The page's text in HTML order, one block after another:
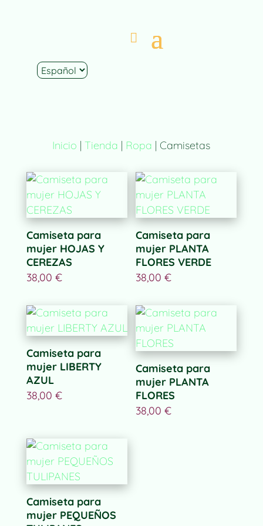
Inicio |Tienda | Ropa | Camisetas
Camiseta para
mujer HOJAS Y
CEREZAS
38,00 €
Camiseta para
mujer PLANTA
FLORES VERDE
38,00€
Camiseta para
mujer LIBERTY
AZUL
38,00 €
Camiseta para
mujer PLANTA
FLORES
38,00€
Camiseta para
mujer PEQUEÑOS